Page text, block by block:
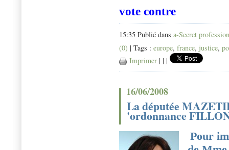
vote contre
15:35 Publié dans a-Secret
(0) | Tags : europe, france, justice,
Imprimer | | |
16/06/2008
La députée
'ordonnance
Pour